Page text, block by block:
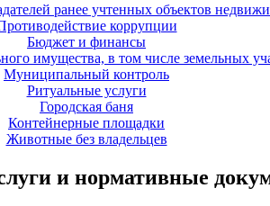
ранее учтенных объектов
коррупции
Бюджет и финансы
имущества, в том числе земельных
Муниципальный контроль
Ритуальные услуги
Городская баня
Контейнерные площадки
Животные без владельцев
и нормативные